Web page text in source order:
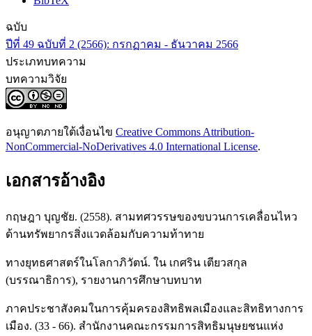
ฉบับ
ปีที่ 49 ฉบับที่ 2 (2566): กรกฏาคม - ธันวาคม 2566
ประเภทบทความ
บทความวิจัย
อนุญาตภายใต้เงื่อนไข Creative Commons Attribution-
NonCommercial-NoDerivatives 4.0 International License.
เอกสารอ้างอิง
กฤษฎา บุญชัย. (2558). สามทศวรรษของขบวนการเคลื่อนไหว
ด้านทรัพยากรสิ่งแวดล้อมกับความท้าทาย
ทางยุทธศาสตร์ในโลกาภิวัตน์. ใน เกศริน เตียวสกุล
(บรรณาธิการ), รายงานการศึกษาบทบาท
ภาคประชาสังคมในการคุ้มครองสิทธิพลเมืองและสิทธิทางการ
เมือง. (33 - 66). สำนักงานคณะกรรมการสิทธิมนุษยชนแห่ง